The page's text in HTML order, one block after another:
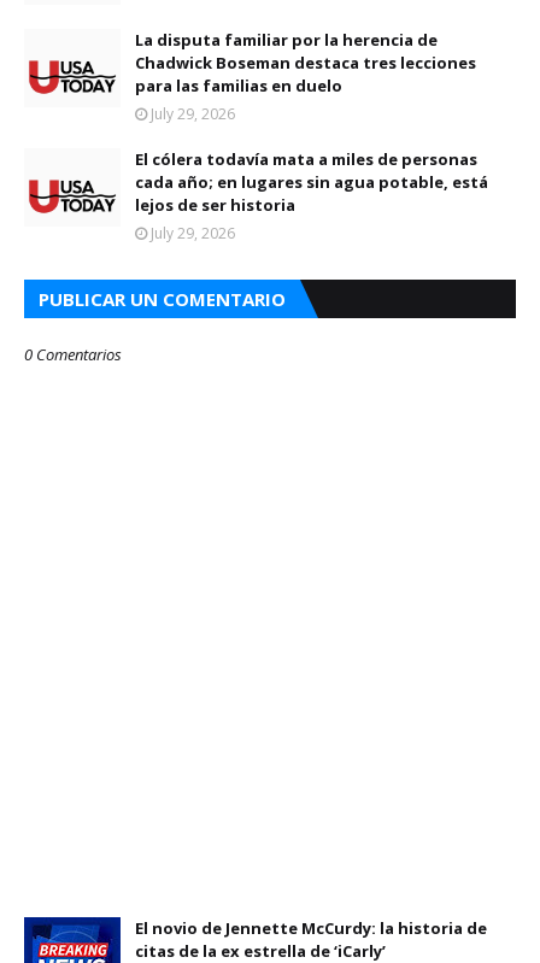
La disputa familiar por la herencia de
Chadwick Boseman destaca tres lecciones
para las familias en duelo
July 29, 2026
El cólera todavía mata a miles de personas
cada año; en lugares sin agua potable, está
lejos de ser historia
July 29, 2026
PUBLICAR UN COMENTARIO
0 Comentarios
El novio de Jennette McCurdy: la historia de
citas de la ex estrella de ‘iCarly’